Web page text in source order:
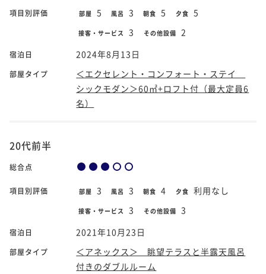
項目別評価 部屋 5 風呂 3 朝食 5 夕食 5
接客・サービス 3 その他設備 2
宿泊日 2024年8月13日
部屋タイプ
＜エクセレント・コンフォート・ステイ
シックモダン＞60㎡+ロフト付（最大定員6
名）
20代前半
総合点
項目別評価 部屋 3 風呂 3 朝食 4 夕食 利用なし
接客・サービス 3 その他設備 3
宿泊日 2021年10月23日
部屋タイプ
＜アネックス＞ 眺望テラスと半露天風呂
付きのダブルルーム